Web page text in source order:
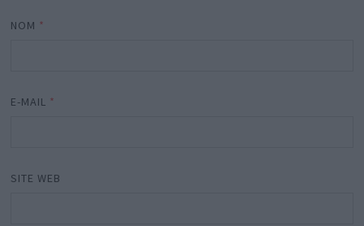
NOM *
E-MAIL *
SITE WEB